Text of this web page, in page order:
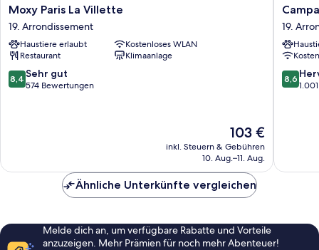
Moxy
Paris
La
Villette
19.
Arrondissement
Moxy Paris La Villette
19. Arrondissement
Haustiere erlaubt
Kostenloses WLAN
Restaurant
Klimaanlage
8.4
von
8,4 Sehr gut
574 Bewertungen
Der
Preis
beträgt
103 €
inkl. Steuern & Gebühren
10. Aug.–11. Aug.
Prime
Paris
19
-
La
Villette
19.
8.6
von
8,6
Ähnliche Unterkünfte vergleichen
Melde dich an, um verfügbare Rabatte und Vorteile
anzuzeigen. Mehr Prämien für noch mehr Abenteuer!